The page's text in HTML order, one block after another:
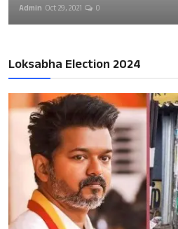
Admin Oct 29, 2021 0
Loksabha Election 2024